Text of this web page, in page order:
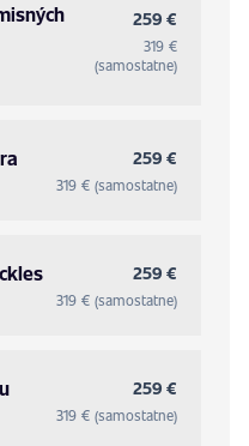
259 €
319 €
(samostatne)
259 €
319 € (samostatne)
259 €
319 € (samostatne)
259 €
319 € (samostatne)